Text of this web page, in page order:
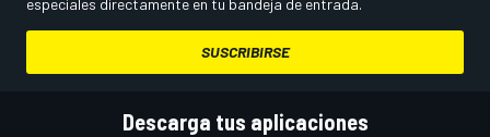
especiales directamente en tu bandeja de entrada.
SUSCRIBIRSE
Descarga tus aplicaciones